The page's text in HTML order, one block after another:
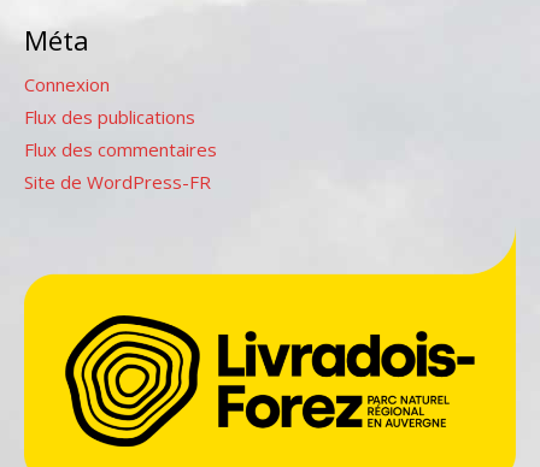
Méta
Connexion
Flux des publications
Flux des commentaires
Site de WordPress-FR